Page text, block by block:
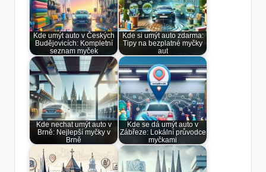
Kde umýt auto v Českých
Budějovicích: Kompletní
seznam myček
Kde si umýt auto zdarma:
Tipy na bezplatné myčky
aut
Kde nechat umýt auto v
Brně: Nejlepší myčky v
Brně
Kde se dá umýt auto v
Zábřeze: Lokální průvodce
myčkami